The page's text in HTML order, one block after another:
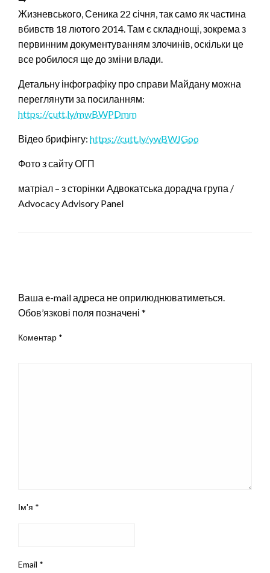
Жизневського, Сеника 22 січня, так само як частина
вбивств 18 лютого 2014. Там є складнощі, зокрема з
первинним документуванням злочинів, оскільки це
все робилося ще до зміни влади.
Детальну інфографіку про справи Майдану можна
переглянути за посиланням:
https://cutt.ly/mwBWPDmm
Відео брифінгу: https://cutt.ly/ywBWJGoo
Фото з сайту ОГП
матріал – з сторінки Адвокатська дорадча група /
Advocacy Advisory Panel
Ваша e-mail адреса не оприлюднюватиметься.
Обов’язкові поля позначені *
Коментар *
Ім'я *
Email *